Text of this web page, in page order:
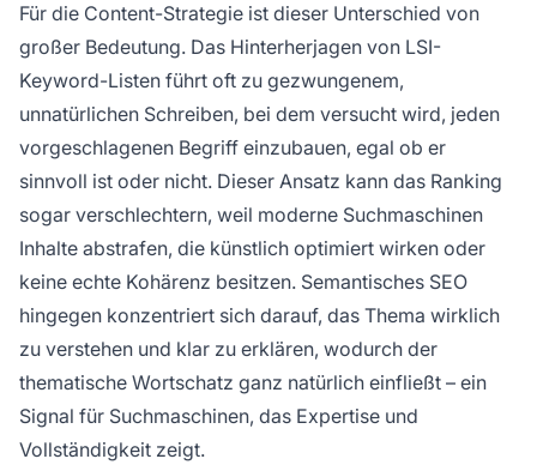
Für die Content-Strategie ist dieser Unterschied von
großer Bedeutung. Das Hinterherjagen von LSI-
Keyword-Listen führt oft zu gezwungenem,
unnatürlichen Schreiben, bei dem versucht wird, jeden
vorgeschlagenen Begriff einzubauen, egal ob er
sinnvoll ist oder nicht. Dieser Ansatz kann das Ranking
sogar verschlechtern, weil moderne Suchmaschinen
Inhalte abstrafen, die künstlich optimiert wirken oder
keine echte Kohärenz besitzen. Semantisches SEO
hingegen konzentriert sich darauf, das Thema wirklich
zu verstehen und klar zu erklären, wodurch der
thematische Wortschatz ganz natürlich einfließt – ein
Signal für Suchmaschinen, das Expertise und
Vollständigkeit zeigt.